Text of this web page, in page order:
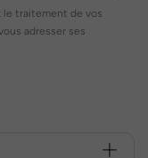
le traitement de vos
adresser ses